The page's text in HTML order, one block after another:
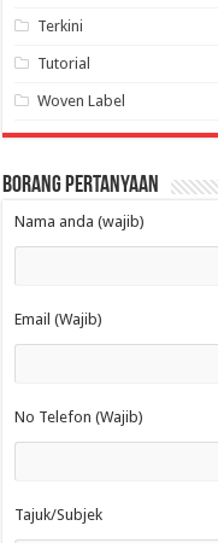
Terkini
Tutorial
Woven Label
Borang Pertanyaan
Nama anda (wajib)
Email (Wajib)
No Telefon (Wajib)
Tajuk/Subjek